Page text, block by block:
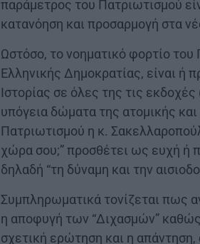
παράμετρος του Πατριωτισμού
κατανόηση και προσαρμογή στα
Ωστόσο, το νοηματικό φορτίο
Ελληνικής Δημοκρατίας, είναι ή
Ιστορίας σε όλες της τις εκδοχές
υπόγεια δώματα της ατομικής
Πατριωτισμού η κ.
χώρα σου;” προσθέτει ως ευχή ή
δηλαδή “τη δύναμη και την
Συμπληρωματικά τονίζεται πως
η αποφυγή των “Διχασμών” καθώς
σχετική ερώτηση και η